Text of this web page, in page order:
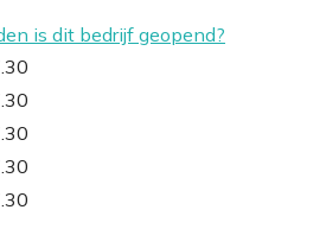
is dit bedrijf geopend?